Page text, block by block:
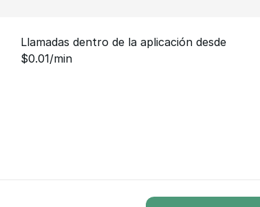
Llamadas dentro de la aplicación desde
$0.01/min